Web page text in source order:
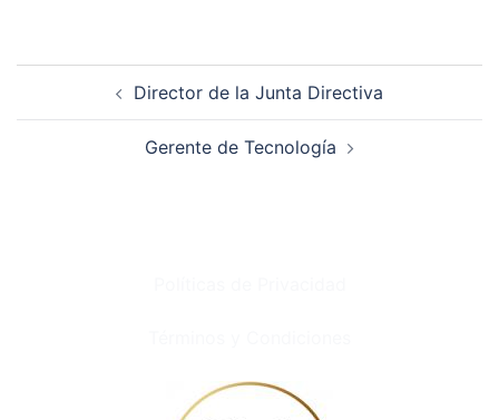
Navegación
entradas Director de la Junta Directiva
Gerente de Tecnología